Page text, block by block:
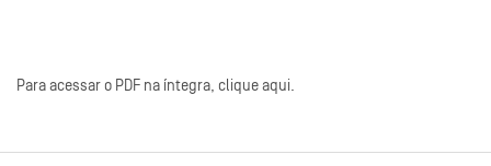
Para acessar o PDF na íntegra, clique aqui.